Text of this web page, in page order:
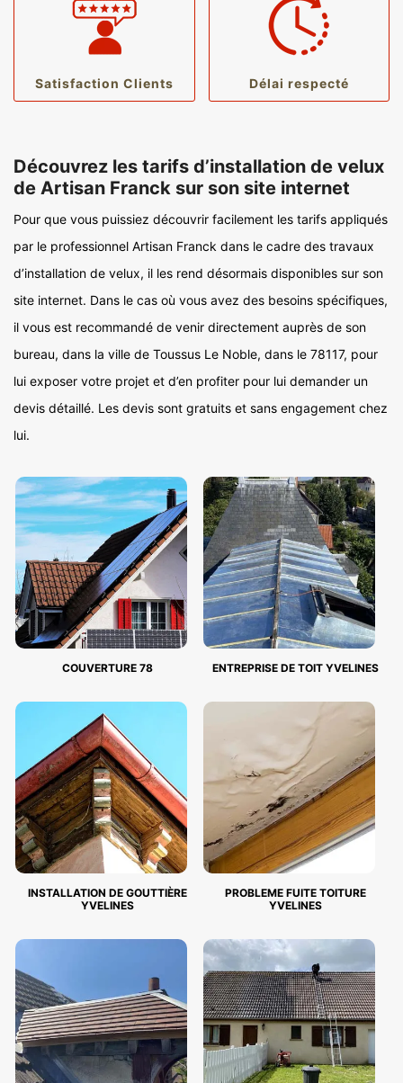
Satisfaction Clients Délai respecté
Découvrez les tarifs d’installation de velux
de Artisan Franck sur son site internet
Pour que vous puissiez découvrir facilement les tarifs appliqués
par le professionnel Artisan Franck dans le cadre des travaux
d’installation de velux, il les rend désormais disponibles sur son
site internet. Dans le cas où vous avez des besoins spécifiques,
il vous est recommandé de venir directement auprès de son
bureau, dans la ville de Toussus Le Noble, dans le 78117, pour
lui exposer votre projet et d’en profiter pour lui demander un
devis détaillé. Les devis sont gratuits et sans engagement chez
lui.
COUVERTURE 78 ENTREPRISE DE TOIT YVELINES
INSTALLATION DE GOUTTIÈRE
YVELINES
PROBLEME FUITE TOITURE
YVELINES